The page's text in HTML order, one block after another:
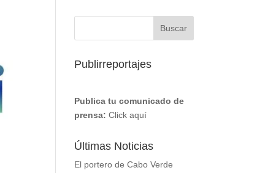
Publirreportajes
Publica tu comunicado de
prensa: Click aquí
Últimas Noticias
El portero de Cabo Verde